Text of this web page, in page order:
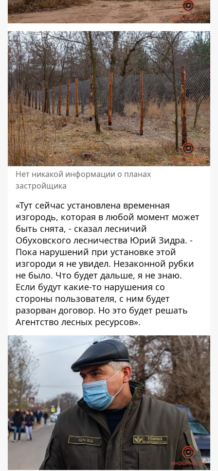
Нет никакой информации о планах
застройщика
«Тут сейчас установлена временная
изгородь, которая в любой момент может
быть снята, - сказал лесничий
Обуховского лесничества Юрий Зидра. -
Пока нарушений при установке этой
изгороди я не увидел. Незаконной рубки
не было. Что будет дальше, я не знаю.
Если будут какие-то нарушения со
стороны пользователя, с ним будет
разорван договор. Но это будет решать
Агентство лесных ресурсов».